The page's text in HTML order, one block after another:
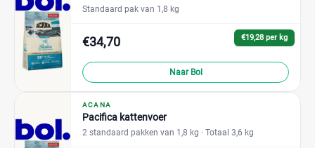
Standaard pak van 1,8 kg
€19,28 per kg
€34,70
Naar Bol
ACANA
Pacifica kattenvoer
2 standaard pakken van 1,8 kg · Totaal 3,6 kg